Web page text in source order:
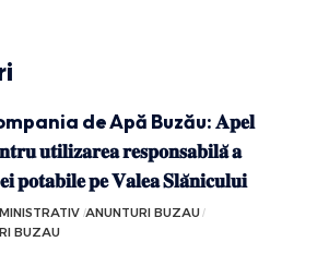
de Apă Buzău: 𝐀𝐩𝐞𝐥
𝐮𝐭𝐢𝐥𝐢𝐳𝐚𝐫𝐞𝐚 𝐫𝐞𝐬𝐩𝐨𝐧𝐬𝐚𝐛𝐢𝐥𝐚̆ 𝐚
𝐩𝐨𝐭𝐚𝐛𝐢𝐥𝐞 𝐩𝐞 𝐕𝐚𝐥𝐞𝐚 𝐒𝐥𝐚̆𝐧𝐢𝐜𝐮𝐥𝐮𝐢
ANUNTURI BUZAU
BUZAU